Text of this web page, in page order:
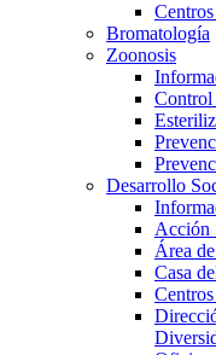
Bromatología
Zoonosis
Control
Desarrollo
Acción
Área
Casa